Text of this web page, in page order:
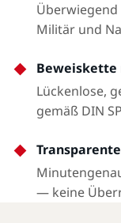
Überwiegend
Militär und
Beweiskette
Lückenlose,
gemäß DIN
— keine